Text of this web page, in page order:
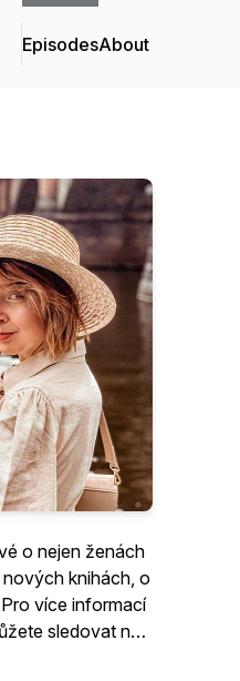
EpisodesAbout
o nejen ženách
knihách, o
více informací
sledovat na